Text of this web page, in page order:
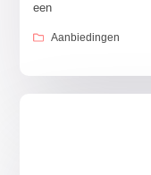
een
Aanbiedingen